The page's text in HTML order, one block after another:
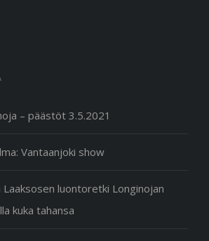
– päästöt 3.5.2021
Vantaanjoki show
Laaksosen luontoretki Longinojan
kuka tahansa